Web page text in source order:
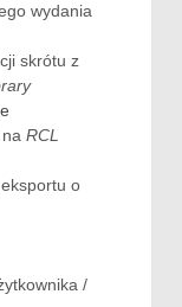
wydania
skrótu z
RCL
o
/